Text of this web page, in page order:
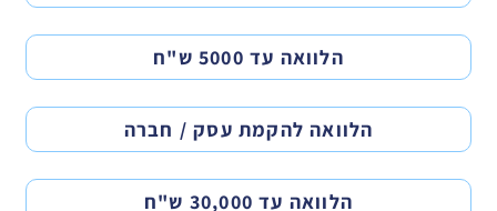
הלוואה עד 5000 ש"ח
הלוואה להקמת עסק / חברה
הלוואה עד 30,000 ש"ח